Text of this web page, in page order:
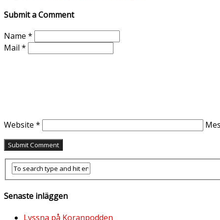
Submit a Comment
Name *
Mail *
Website *
Senaste inläggen
Lyssna på Koranpodden